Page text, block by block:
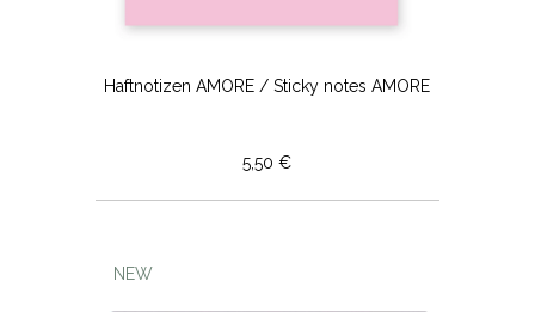
Haftnotizen AMORE / Sticky notes AMORE
5,50 €
NEW